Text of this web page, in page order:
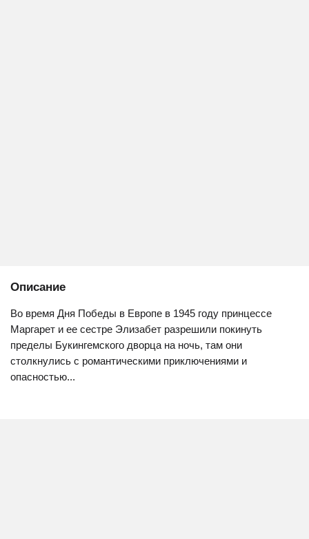
Описание
Во время Дня Победы в Европе в 1945 году принцессе
Маргарет и ее сестре Элизабет разрешили покинуть
пределы Букингемского дворца на ночь, там они
столкнулись с романтическими приключениями и
опасностью...